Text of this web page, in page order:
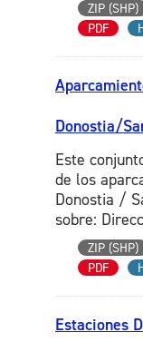
ZIP (SHP)
PDF
Donostia/
Este
de los
Donostia /
sobre:
ZIP (SHP)
PDF
Estaciones